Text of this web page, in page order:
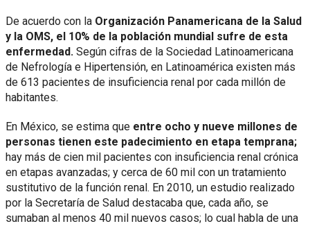
De acuerdo con la Organización Panamericana de la Salud
y la OMS, el 10% de la población mundial sufre de esta
enfermedad. Según cifras de la Sociedad Latinoamericana
de Nefrología e Hipertensión, en Latinoamérica existen más
de 613 pacientes de insuficiencia renal por cada millón de
habitantes.
En México, se estima que entre ocho y nueve millones de
personas tienen este padecimiento en etapa temprana;
hay más de cien mil pacientes con insuficiencia renal crónica
en etapas avanzadas; y cerca de 60 mil con un tratamiento
sustitutivo de la función renal. En 2010, un estudio realizado
por la Secretaría de Salud destacaba que, cada año, se
sumaban al menos 40 mil nuevos casos; lo cual habla de una